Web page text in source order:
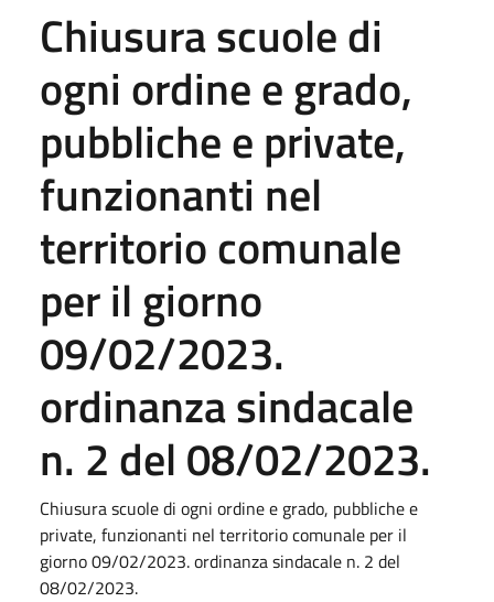
Chiusura scuole di
ogni ordine e grado,
pubbliche e private,
funzionanti nel
territorio comunale
per il giorno
09/02/2023.
ordinanza sindacale
n. 2 del 08/02/2023.
Chiusura scuole di ogni ordine e grado, pubbliche e
private, funzionanti nel territorio comunale per il
giorno 09/02/2023. ordinanza sindacale n. 2 del
08/02/2023.